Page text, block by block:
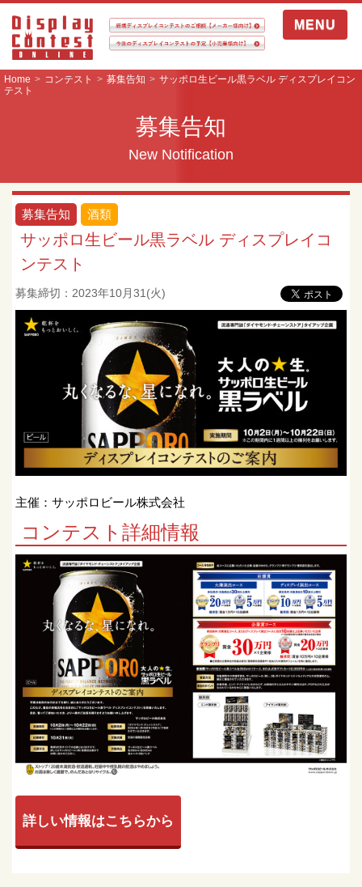
MENU
Home コンテスト 募集告知
サッポロ生ビール黒ラベル ディスプレイコン
テスト
募集告知
New Notification
募集告知 酒類
サッポロ生ビール黒ラベル ディスプレイコ
ンテスト
募集締切：2023年10月31(火)
主催：サッポロビール株式会社
コンテスト詳細情報
詳しい情報はこちらから